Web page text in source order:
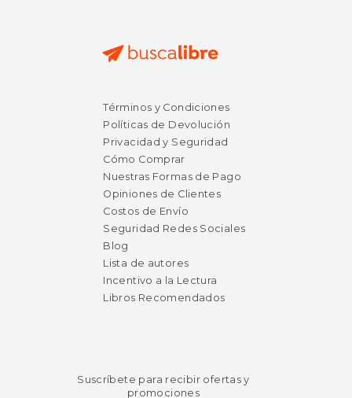
Términos y Condiciones
Políticas de Devolución
Privacidad y Seguridad
Cómo Comprar
Nuestras Formas de Pago
Opiniones de Clientes
Costos de Envío
Seguridad Redes Sociales
Blog
Lista de autores
Incentivo a la Lectura
Libros Recomendados
Suscríbete para recibir ofertas y
promociones